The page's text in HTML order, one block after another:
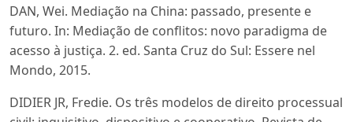
DAN, Wei. Mediação na China: passado, presente e
futuro. In: Mediação de conflitos: novo paradigma de
acesso à justiça. 2. ed. Santa Cruz do Sul: Essere nel
Mondo, 2015.
DIDIER JR, Fredie. Os três modelos de direito processual